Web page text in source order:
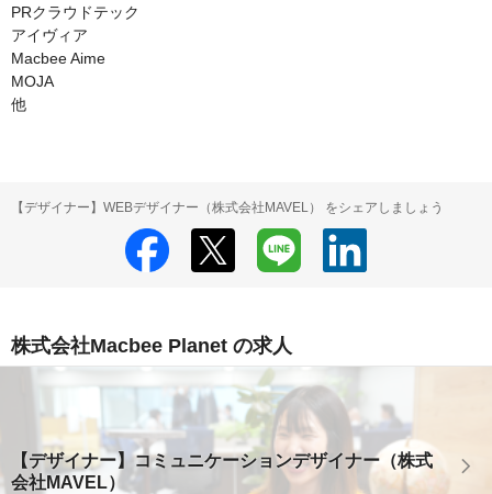
PRクラウドテック
アイヴィア
Macbee Aime
MOJA
他
【デザイナー】WEBデザイナー（株式会社MAVEL） をシェアしましょう
株式会社Macbee Planet の求人
【デザイナー】コミュニケーションデザイナー（株式
会社MAVEL）